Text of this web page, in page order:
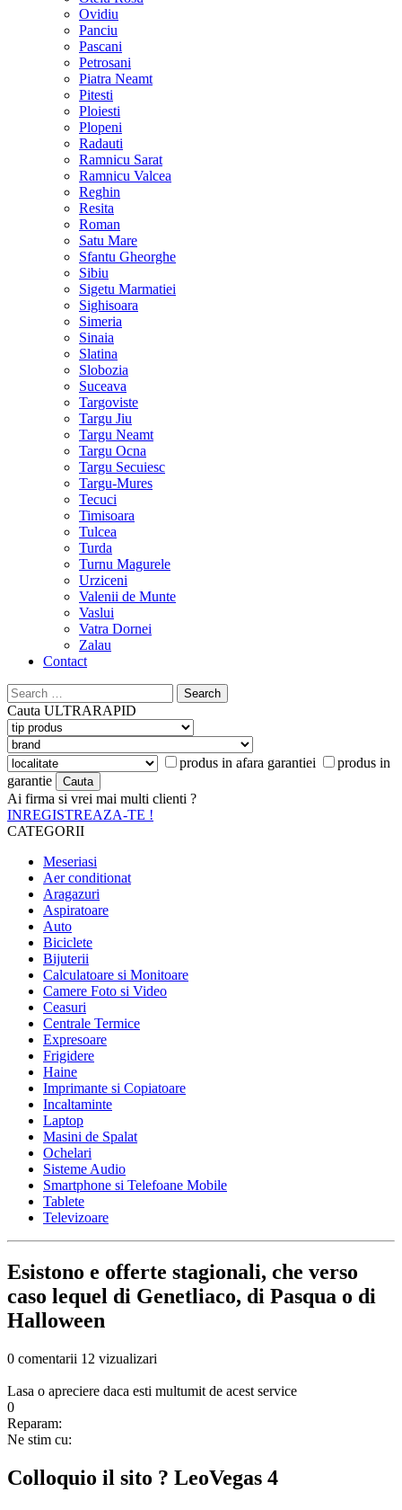
Ovidiu
Panciu
Pascani
Petrosani
Piatra Neamt
Pitesti
Ploiesti
Plopeni
Radauti
Ramnicu Sarat
Ramnicu Valcea
Reghin
Resita
Roman
Satu Mare
Sfantu Gheorghe
Sibiu
Sigetu Marmatiei
Sighisoara
Simeria
Sinaia
Slatina
Slobozia
Suceava
Targoviste
Targu Jiu
Targu Neamt
Targu Ocna
Targu Secuiesc
Targu-Mures
Tecuci
Timisoara
Tulcea
Turda
Turnu Magurele
Urziceni
Valenii de Munte
Vaslui
Vatra Dornei
Zalau
Contact
Search
for:
Cauta ULTRARAPID
produs in afara garantiei
produs in
garantie
Ai firma si vrei mai multi clienti ?
INREGISTREAZA-TE !
CATEGORII
Meseriasi
Aer conditionat
Aragazuri
Aspiratoare
Auto
Biciclete
Bijuterii
Calculatoare si Monitoare
Camere Foto si Video
Ceasuri
Centrale Termice
Expresoare
Frigidere
Haine
Imprimante si Copiatoare
Incaltaminte
Laptop
Masini de Spalat
Ochelari
Sisteme Audio
Smartphone si Telefoane Mobile
Tablete
Televizoare
Esistono e offerte stagionali, che verso
caso lequel di Genetliaco, di Pasqua o di
Halloween
0 comentarii 12 vizualizari
Lasa o apreciere daca esti multumit de acest service
0
Reparam:
Ne stim cu:
Colloquio il sito ? LeoVegas 4